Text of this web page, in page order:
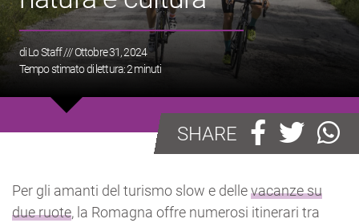
diLo Staff/// Ottobre 31, 2024
Tempo stimato di lettura:2minuti
SHARE
Per gli amanti del turismo slow e dellevacanze su
due ruote, la Romagna offre numerosi itinerari tra